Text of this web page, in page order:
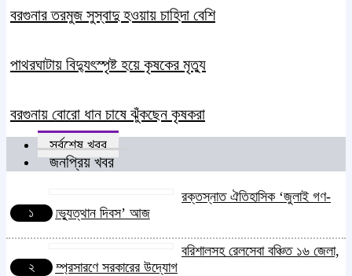
বরগুনার তরমুজ সুস্বাদু হওয়ায় চাহিদা বেশি
পাথরঘাটায় বিদ্যুৎস্পৃষ্ট হয়ে কৃষকের মৃত্যু
বরগুনায় বোরো ধান চাষে ঝুঁকছেন কৃষকরা
সর্বশেষ খবর
জনপ্রিয় খবর
১
রক্তস্নাত ঐতিহাসিক ‌‘জুলাই গণ-
অভ্যুত্থান দিবস’ আজ
২
বরিশালসহ রেলসেবা বঞ্চিত ১৬ জেলা,
সম্প্রসারণে সরকারের উদ্যোগ